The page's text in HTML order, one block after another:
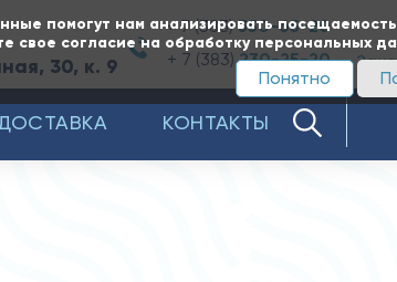
помогут нам анализировать
свое согласие на обработку персональных
Понятно
30, к. 9
+ 7 (383)350-65-20
+ 7 (383)230-25-20
КОНТАКТЫ